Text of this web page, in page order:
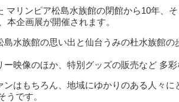
マリンピア松島水族館の閉館から10年、
本企画展が開催されます。
島水族館の思い出と仙台うみの杜水族館
映像のほか、特別グッズの販売など 多彩
ンはもちろん、地域にゆかりのある人々
うです。